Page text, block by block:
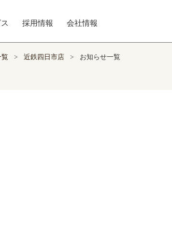
採用情報 会社情報
覧 > 近鉄四日市店 > お知らせ一覧